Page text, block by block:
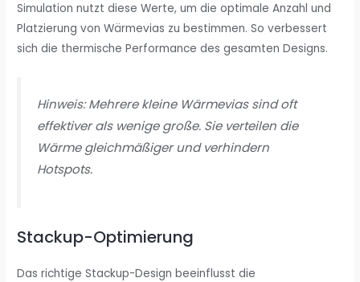
Simulation nutzt diese Werte, um die optimale Anzahl und
Platzierung von Wärmevias zu bestimmen. So verbessert
sich die thermische Performance des gesamten Designs.
Hinweis: Mehrere kleine Wärmevias sind oft
effektiver als wenige große. Sie verteilen die
Wärme gleichmäßiger und verhindern
Hotspots.
Stackup-Optimierung
Das richtige Stackup-Design beeinflusst die